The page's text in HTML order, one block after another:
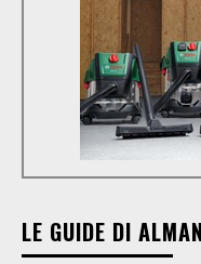
LE GUIDE DI